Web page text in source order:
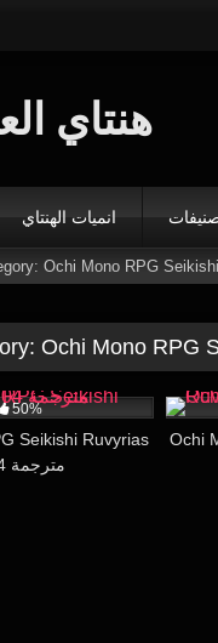
هنتاي
انميات الهنتاي
Ochi Mono RPG
Ochi Mono RPG
50%
Seikishi Ruvyrias
– 04 مترجمة
Ochi